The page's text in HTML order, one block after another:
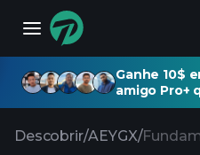
Ganhe 10$
amigo Pro+
Descobrir/AEYGX/